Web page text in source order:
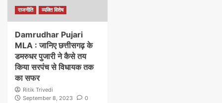
राजनीति व्यक्ति विशेष
Damrudhar Pujari
MLA : जानिए छत्तीसगढ़ के
डमरुधर पुजारी ने कैसे तय
किया सरपंच से विधायक तक
का सफर
Ritik Trivedi
September 8, 2023
0